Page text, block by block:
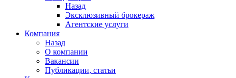
Назад
Эксклюзивный брокераж
Агентские услуги
Компания
Назад
О компании
Вакансии
Публикации, статьи